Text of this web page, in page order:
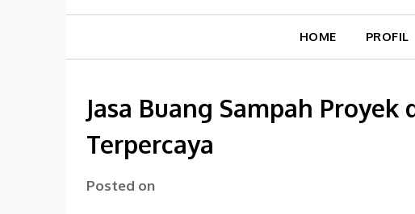
HOME PROFIL
Jasa Buang Sampah
Terpercaya
Posted on